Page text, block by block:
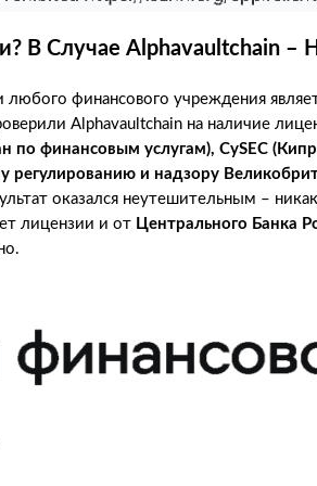
В Случае Alphavaultchain –
финансового учреждения
Alphavaultchain на наличие
по финансовым услугам), CySEC
и надзору
оказался неутешительным –
лицензии и от Центрального Банка